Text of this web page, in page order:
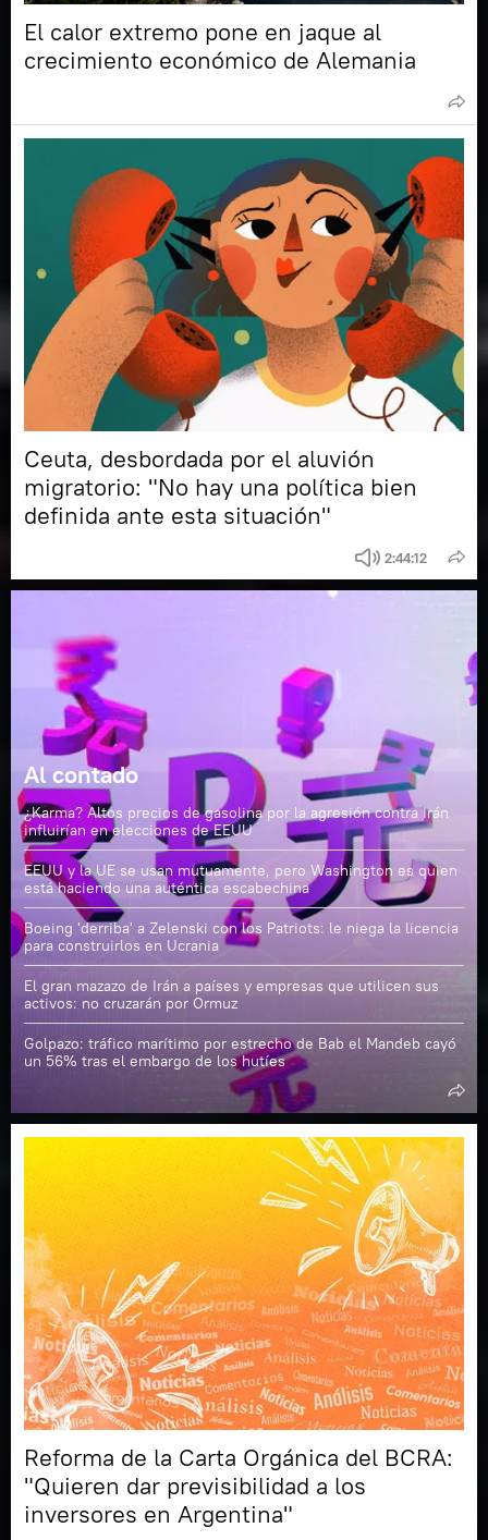
El calor extremo pone en jaque al
crecimiento económico de Alemania
Ceuta, desbordada por el aluvión
migratorio: "No hay una política bien
definida ante esta situación"
2:44:12
Al contado
¿Karma? Altos precios de gasolina por la agresión contra Irán
influirían en elecciones de EEUU
EEUU y la UE se usan mutuamente, pero Washington es quien
está haciendo una auténtica escabechina
Boeing 'derriba' a Zelenski con los Patriots: le niega la licencia
para construirlos en Ucrania
El gran mazazo de Irán a países y empresas que utilicen sus
activos: no cruzarán por Ormuz
Golpazo: tráfico marítimo por estrecho de Bab el Mandeb cayó
un 56% tras el embargo de los hutíes
Reforma de la Carta Orgánica del BCRA:
"Quieren dar previsibilidad a los
inversores en Argentina"